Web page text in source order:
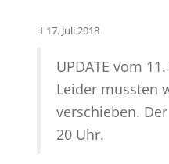
17. Juli 2018
UPDATE vom
Leider mussten
verschieben.
20 Uhr.